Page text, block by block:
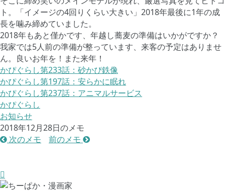
ト。「イメージの4回りくらい大きい」2018年最後に1年の成
長を噛み締めていました。
2018年もあと僅かです、年越し蕎麦の準備はいかがですか？
我家では5人前の準備が整っています、来客の予定はありませ
ん。良いお年を！また来年！
かぴぐらし第233話：砂かぴ鉄像
かぴぐらし第197話：安らかに眠れ
かぴぐらし第237話：アニマルサービス
かぴぐらし
お知らせ
2018年12月28日のメモ
次のメモ
前のメモ